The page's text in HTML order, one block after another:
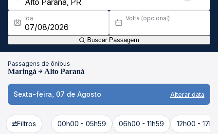
Ida Volta (opcional)
Buscar Passagem
Passagens de ônibus
Maringá Alto Paraná
Sexta-feira, 07 de Agosto Alterar data
Filtros 00h00 - 05h59 06h00 - 11h59 12h00 -